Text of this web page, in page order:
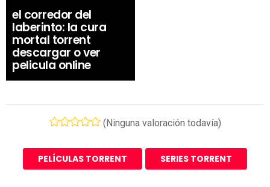
el corredor del
laberinto: la cura
mortal torrent
descargar o ver
pelicula online
(Ninguna valoración todavía)
PELÍCULAS TORRENT SERIES TORRENT